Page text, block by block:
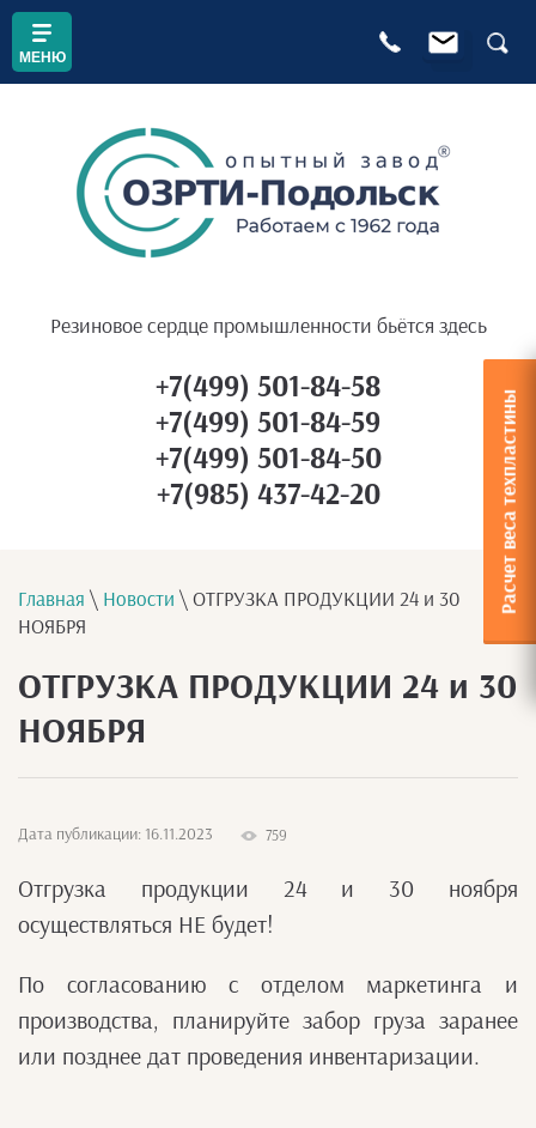
Расчет веса техпластины
Резиновое сердце промышленности бьётся здесь
+7(499) 501-84-58
+7(499) 501-84-59
+7(499) 501-84-50
+7(985) 437-42-20
Главная \ Новости \ ОТГРУЗКА ПРОДУКЦИИ 24 и 30
НОЯБРЯ
ОТГРУЗКА ПРОДУКЦИИ 24 и 30
НОЯБРЯ
Дата публикации: 16.11.2023 759
Отгрузка продукции 24 и 30 ноября
осуществляться НЕ будет!
По согласованию с отделом маркетинга и
производства, планируйте забор груза заранее
или позднее дат проведения инвентаризации.